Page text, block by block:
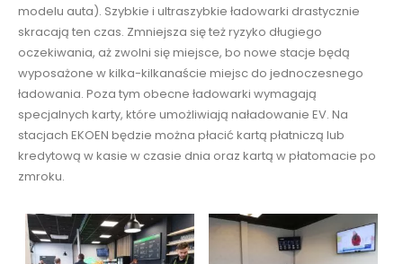
modelu auta). Szybkie i ultraszybkie ładowarki drastycznie
skracają ten czas. Zmniejsza się też ryzyko długiego
oczekiwania, aż zwolni się miejsce, bo nowe stacje będą
wyposażone w kilka-kilkanaście miejsc do jednoczesnego
ładowania. Poza tym obecne ładowarki wymagają
specjalnych karty, które umożliwiają naładowanie EV. Na
stacjach EKOEN będzie można płacić kartą płatniczą lub
kredytową w kasie w czasie dnia oraz kartą w płatomacie po
zmroku.